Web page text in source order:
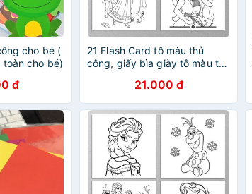
cho bé (
cho bé)
đ
21 Flash Card tô màu thủ
công, giấy bìa giày tô màu thủ
bé (Thẻ rời kích thước 9cm x
9cm))
21.000 đ